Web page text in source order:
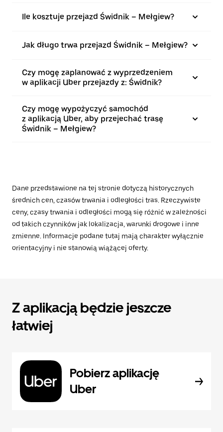
Ile kosztuje przejazd Świdnik – Mełgiew?
Jak długo trwa przejazd Świdnik – Mełgiew?
Czy mogę zaplanować z wyprzedzeniem
w aplikacji Uber przejazdy z: Świdnik?
Czy mogę wypożyczyć samochód
z aplikacją Uber, aby przejechać trasę
Świdnik – Mełgiew?
Dane przedstawione na tej stronie dotyczą historycznych
średnich cen, czasów trwania i odległości tras. Rzeczywiste
ceny, czasy trwania i odległości mogą się różnić w zależności
od takich czynników jak lokalizacja, warunki drogowe i inne
zmienne. Informacje podane tutaj mają charakter wyłącznie
orientacyjny i nie stanowią wiążącej oferty.
Z aplikacją będzie jeszcze
łatwiej
Pobierz aplikację
Uber